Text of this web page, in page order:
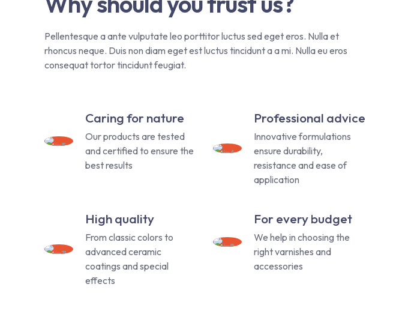
Pellentesque a ante vulputate leo porttitor luctus sed eget eros. Nulla et
rhoncus neque. Duis non diam eget est luctus tincidunt a a mi. Nulla eu eros
consequat tortor tincidunt feugiat.
Caring for nature
Our products are tested
and certified to ensure the
best results
Professional advice
Innovative formulations
ensure durability,
resistance and ease of
application
High quality
From classic colors to
advanced ceramic
coatings and special
effects
For every budget
We help in choosing the
right varnishes and
accessories